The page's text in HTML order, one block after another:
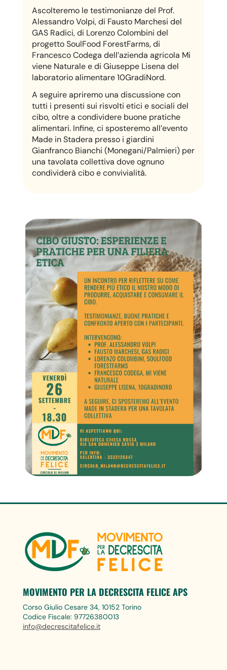
Ascolteremo le testimonianze del Prof.
Alessandro Volpi, di Fausto Marchesi del
GAS Radici, di Lorenzo Colombini del
progetto SoulFood ForestFarms, di
Francesco Codega dell’azienda agricola Mi
viene Naturale e di Giuseppe Lisena del
laboratorio alimentare 10GradiNord.
A seguire apriremo una discussione con
tutti i presenti sui risvolti etici e sociali del
cibo, oltre a condividere buone pratiche
alimentari. Infine, ci sposteremo all’evento
Made in Stadera presso i giardini
Gianfranco Bianchi (Monegani/Palmieri) per
una tavolata collettiva dove ognuno
condividerà cibo e convivialità.
MOVIMENTO PER LA DECRESCITA FELICE APS
Corso Giulio Cesare 34, 10152 Torino
Codice Fiscale: 97726380013
info@decrescitafelice.it